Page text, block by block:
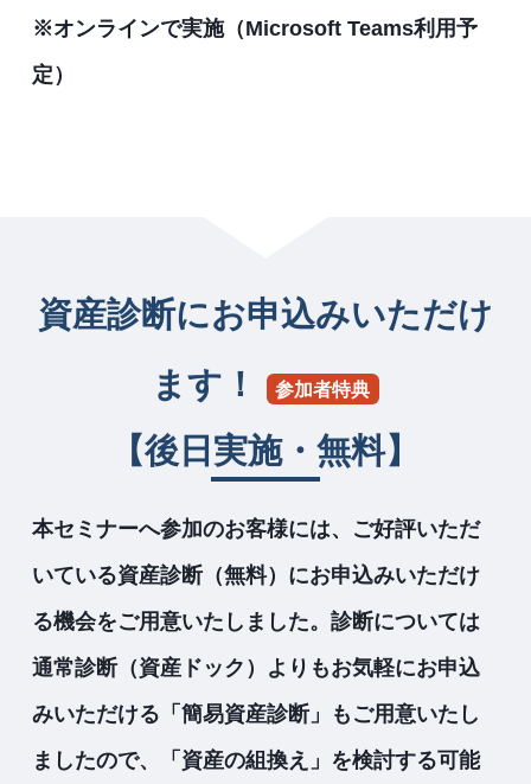
※オンラインで実施（Microsoft Teams利用予
定）
資産診断にお申込みいただけ
ます！ 参加者特典
【後日実施・無料】
本セミナーへ参加のお客様には、ご好評いただ
いている資産診断（無料）にお申込みいただけ
る機会をご用意いたしました。診断については
通常診断（資産ドック）よりもお気軽にお申込
みいただける「簡易資産診断」もご用意いたし
ましたので、「資産の組換え」を検討する可能